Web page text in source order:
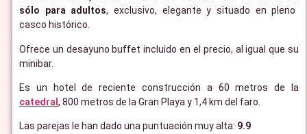
sólo para adultos, exclusivo, elegante y situado en pleno
casco histórico.
Ofrece un desayuno buffet incluido en el precio, al igual que su
minibar.
Es un hotel de reciente construcción a 60 metros de la
catedral , 800 metros de la Gran Playa y 1,4 km del faro.
Las parejas le han dado una puntuación muy alta: 9.9